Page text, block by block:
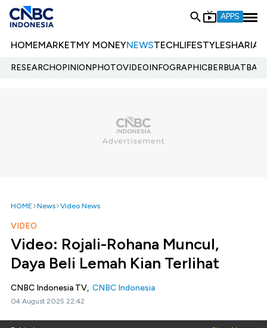
APPS
HOMEMARKETMY MONEYNEWSTECHLIFESTYLESHARIA
RESEARCHOPINIONPHOTOVIDEOINFOGRAPHIC
HOME News Video News
VIDEO
Video: Rojali-Rohana Muncul,
Daya Beli Lemah Kian Terlihat
CNBC Indonesia TV, CNBC Indonesia
04 August 2025 22:42